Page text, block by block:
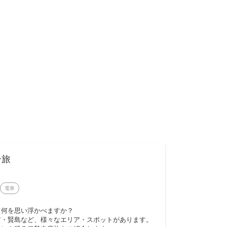
電車
を思い浮かべますか？
賢島など、様々なエリア・スポットがあります。